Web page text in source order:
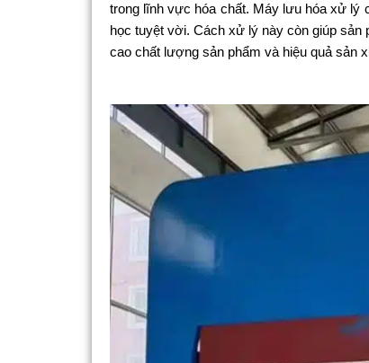
trong lĩnh vực hóa chất. Máy lưu hóa xử lý
học tuyệt vời. Cách xử lý này còn giúp sản
cao chất lượng sản phẩm và hiệu quả sản